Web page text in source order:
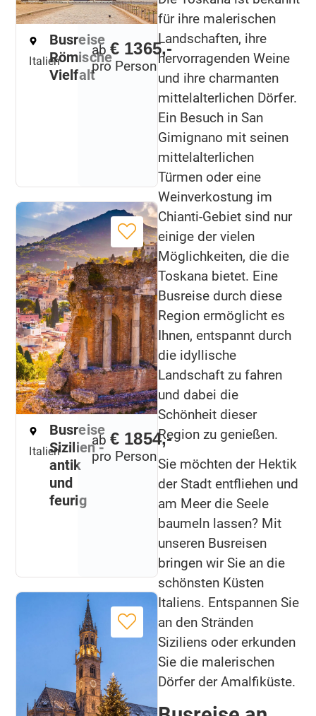
Italien
Busreise
Römische
Vielfalt
ab € 1365,-
pro Person
Italien
Busreise
Sizilien -
antik
und
feurig
ab € 1854,-
pro Person
für ihre malerischen
Landschaften, ihre
hervorragenden Weine
und ihre charmanten
mittelalterlichen Dörfer.
Ein Besuch in San
Gimignano mit seinen
mittelalterlichen
Türmen oder eine
Weinverkostung im
Chianti-Gebiet sind nur
einige der vielen
Möglichkeiten, die die
Toskana bietet. Eine
Busreise durch diese
Region ermöglicht es
Ihnen, entspannt durch
die idyllische
Landschaft zu fahren
und dabei die
Schönheit dieser
Region zu genießen.
Sie möchten der Hektik
der Stadt entfliehen und
am Meer die Seele
baumeln lassen? Mit
unseren Busreisen
bringen wir Sie an die
schönsten Küsten
Italiens. Entspannen Sie
an den Stränden
Siziliens oder erkunden
Sie die malerischen
Dörfer der Amalfiküste.